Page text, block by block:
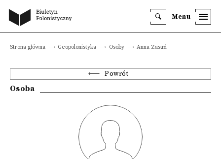
Menu
Strona główna Geopolonistyka Osoby Anna Zasuń
Powrót
Osoba